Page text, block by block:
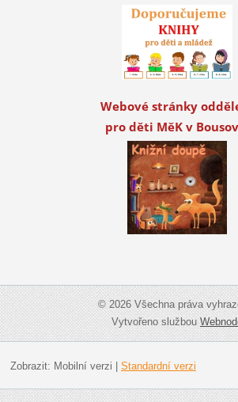
Webové stránky
pro děti MěK v
© 2026 Všechna práva
Vytvořeno službou
Zobrazit: Mobilní verzi Standardní verzi